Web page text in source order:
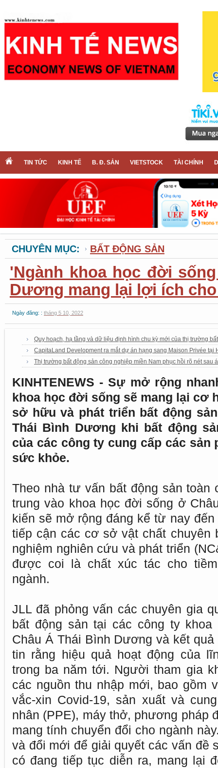
TIN TỨC KINH TẾ B. Đ. SẢN VIETSTOCK TÀI CHÍNH
CHUYÊN MỤC: BẤT ĐỘNG SẢN
'Ngành khoa học đời
Dương mang lại lợi ích
Ngày đăng: : tháng 5 10, 2022
Quy hoạch, hạ tầng và dữ liệu định hình chu kỳ mới của thị trường
CapitaLand Development ra mắt dự án hạng sang Maison Privée tại
Thị trường bất động sản công nghiệp miền Nam phục hồi rõ nét sau
KINHTENEWS - Sự mở rộng
khoa học đời sống sẽ mang lại cơ
sở hữu và phát triển bất động
Thái Bình Dương khi bất động
của các công ty cung cấp các sản
sức khỏe.
Theo nhà tư vấn bất động sản toàn
trung vào khoa học đời sống ở
kiến ​​sẽ mở rộng đáng kể từ nay
tiếp cận các cơ sở vật chất chuyên
nghiệm nghiên cứu và phát triển
được coi là chất xúc tác cho
ngành.
JLL đã phỏng vấn các chuyên gia
bất động sản tại các công ty
Châu Á Thái Bình Dương và kết
tin rằng hiệu quả hoạt động của
trong ba năm tới. Người tham gia
các nguồn thu nhập mới, bao gồm
vắc-xin Covid-19, sản xuất và
nhân (PPE), máy thở, phương pháp
mang tính chuyển đổi cho ngành
và đổi mới để giải quyết các vấn đề
có đang tiếp tục diễn ra, mang lại